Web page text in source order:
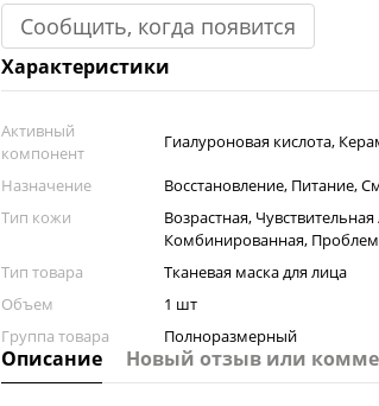
Сообщить, когда появится
Характеристики
Активный
компонент
Гиалуроновая кислота,
Назначение
Восстановление, Питание,
Тип кожи
Возрастная,
Комбинированная,
Тип товара
Тканевая маска для лица
Объем
1 шт
Группа товара
Полноразмерный
Описание Новый отзыв или